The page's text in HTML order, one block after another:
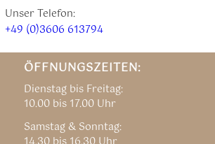
Unser Telefon:
+49 (0)3606 613794
ÖFFNUNGSZEITEN:
Dienstag bis Freitag:
10.00 bis 17.00 Uhr
Samstag & Sonntag: